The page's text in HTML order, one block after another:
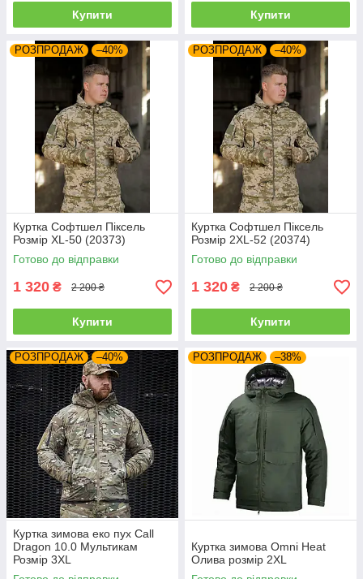
Купити Купити
РОЗПРОДАЖ –40%
Куртка Софтшел Піксель
Розмір XL-50 (20373)
Готово до відправки
1 320 ₴ 2 200 ₴
Купити
РОЗПРОДАЖ –40%
Куртка Софтшел Піксель
Розмір 2XL-52 (20374)
Готово до відправки
1 320 ₴ 2 200 ₴
Купити
РОЗПРОДАЖ –40%
Куртка зимова еко пух Call
Dragon 10.0 Мультикам
Розмір 3XL
РОЗПРОДАЖ –38%
Куртка зимова Omni Heat
Олива розмір 2XL